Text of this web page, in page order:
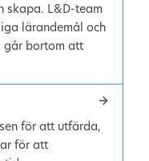
skapa. L&D-team
lärandemål och
går bortom att
för att utfärda,
för att